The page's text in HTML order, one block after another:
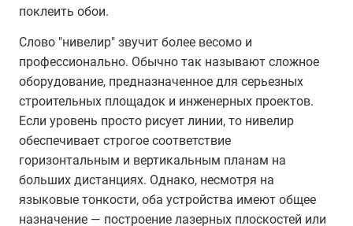
поклеить обои.
Слово "нивелир" звучит более весомо и
профессионально. Обычно так называют сложное
оборудование, предназначенное для серьезных
строительных площадок и инженерных проектов.
Если уровень просто рисует линии, то нивелир
обеспечивает строгое соответствие
горизонтальным и вертикальным планам на
больших дистанциях. Однако, несмотря на
языковые тонкости, оба устройства имеют общее
назначение — построение лазерных плоскостей или